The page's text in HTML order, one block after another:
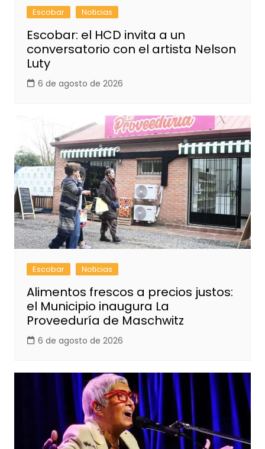
Escobar Noticias
Escobar: el HCD invita a un
conversatorio con el artista Nelson
Luty
6 de agosto de 2026
Escobar Noticias
Alimentos frescos a precios justos:
el Municipio inaugura La
Proveeduría de Maschwitz
6 de agosto de 2026